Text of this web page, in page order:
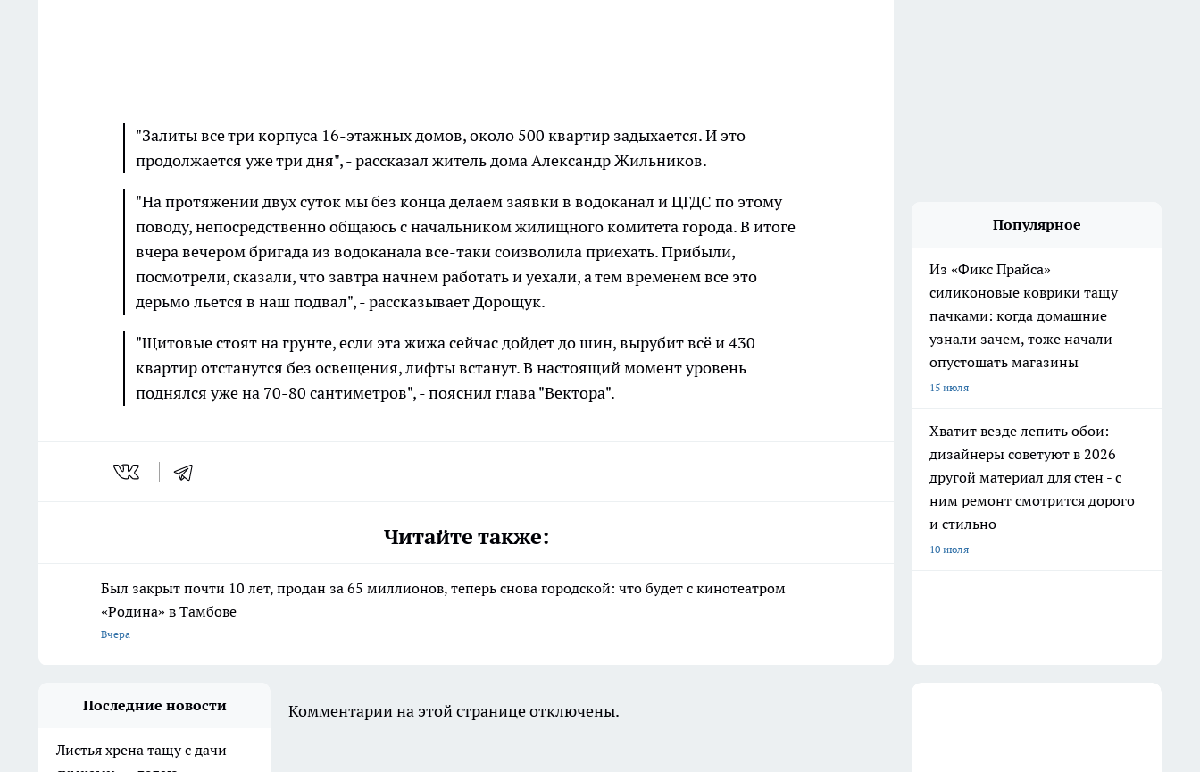
"Залиты все три корпуса 16-этажных домов, около 500 квартир задыхается. И это
продолжается уже три дня", - рассказал житель дома Александр Жильников.
"На протяжении двух суток мы без конца делаем заявки в водоканал и ЦГДС по этому
поводу, непосредственно общаюсь с начальником жилищного комитета города. В итоге
вчера вечером бригада из водоканала все-таки соизволила приехать. Прибыли,
посмотрели, сказали, что завтра начнем работать и уехали, а тем временем все это
дерьмо льется в наш подвал", - рассказывает Дорощук.
"Щитовые стоят на грунте, если эта жижа сейчас дойдет до шин, вырубит всё и 430
квартир отстанутся без освещения, лифты встанут. В настоящий момент уровень
поднялся уже на 70-80 сантиметров", - пояснил глава "Вектора".
Читайте также:
Был закрыт почти 10 лет, продан за 65 миллионов, теперь снова городской: что будет с кинотеатром
«Родина» в Тамбове
Вчера
Популярное
Из «Фикс Прайса»
силиконовые коврики тащу
пачками: когда домашние
узнали зачем, тоже начали
опустошать магазины
15 июля
Хватит везде лепить обои:
дизайнеры советуют в 2026
другой материал для стен - с
ним ремонт смотрится дорого
и стильно
10 июля
Последние новости
Листья хрена тащу с дачи
Комментарии на этой странице отключены.